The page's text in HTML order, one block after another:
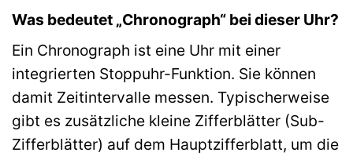
Was bedeutet „Chronograph“ bei dieser Uhr?
Ein Chronograph ist eine Uhr mit einer
integrierten Stoppuhr-Funktion. Sie können
damit Zeitintervalle messen. Typischerweise
gibt es zusätzliche kleine Zifferblätter (Sub-
Zifferblätter) auf dem Hauptzifferblatt, um die